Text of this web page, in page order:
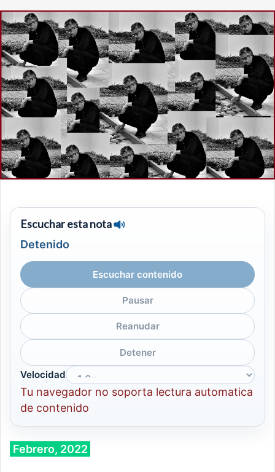
Escuchar esta nota
Detenido
Escuchar contenido
Pausar
Reanudar
Detener
Velocidad
Tu navegador no soporta lectura automatica
de contenido
Febrero, 2022